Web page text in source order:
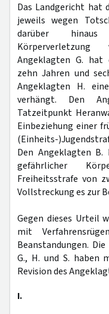
Das Landgericht hat
jeweils wegen
darüber
Angeklagten G. hat
zehn Jahren und
Angeklagten H.
verhängt. Den
Tatzeitpunkt
Einbeziehung einer
(Einheits-
Den Angeklagten
gefährlicher
Freiheitsstrafe von
Vollstreckung es zur
Gegen dieses Urteil
mit
Beanstandungen.
G., H. und S. haben
Revision des
I.